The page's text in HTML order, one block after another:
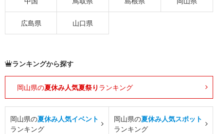
広島県 山口県
ランキングから探す
岡山県の夏休み人気夏祭り ランキング
岡山県の夏休み人気イベント
ランキング
岡山県の夏休み人気スポット
ランキング